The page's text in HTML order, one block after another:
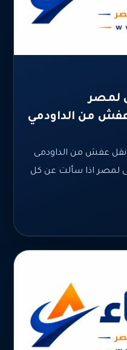
لمصر
نقل عفش من الداودمي
عفش من الداودمى
لمصر اذا سألت عن كل